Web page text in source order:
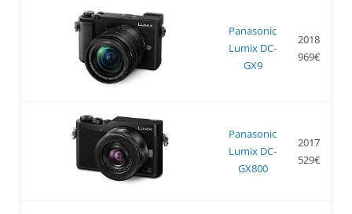
Panasonic
Lumix DC-
GX9
2018
969€
Panasonic
Lumix DC-
GX800
2017
529€